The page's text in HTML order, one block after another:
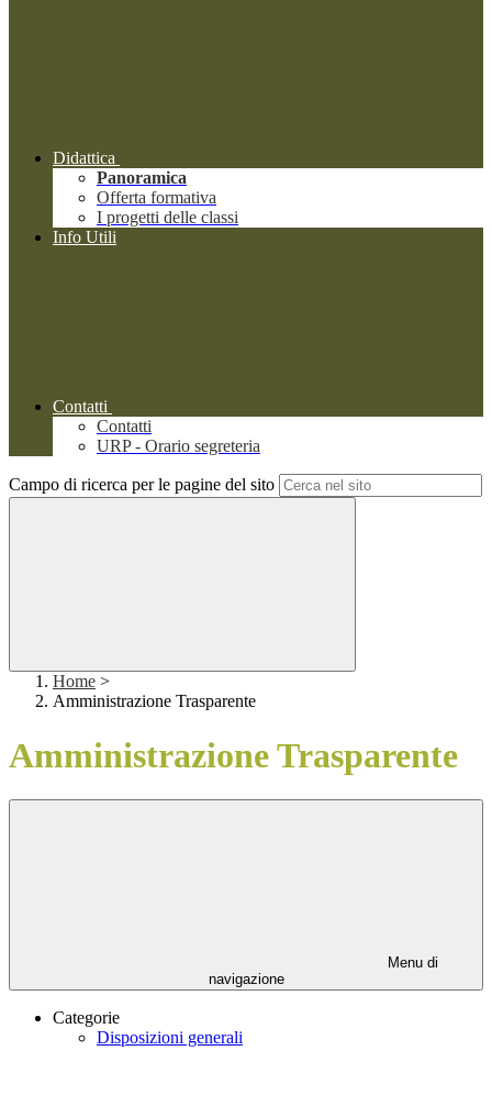
Didattica
Panoramica
Offerta formativa
I progetti delle classi
Info Utili
Contatti
Contatti
URP - Orario segreteria
Campo di ricerca per le pagine del sito
Home >
Amministrazione Trasparente
Amministrazione Trasparente
Menu di
navigazione
Categorie
Disposizioni generali